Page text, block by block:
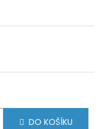
DO KOŠÍKU